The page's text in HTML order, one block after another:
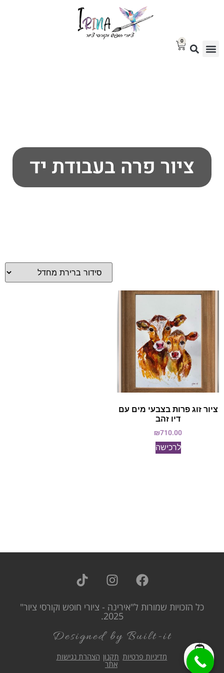
0
ציור פרה בעבודת יד
ציור זוג פרות בצבעי מים עם
דיו זהב
₪710.00
לרכישה
כל הזכויות שמורות ל"אירינה - ציורי חופש וקורסי ציור"
2025.
Designed by Built-it
מדיניות פרטיות תקנון
אתר
הצהרת נגישות